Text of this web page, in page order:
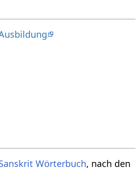
Wörterbuch, nach den